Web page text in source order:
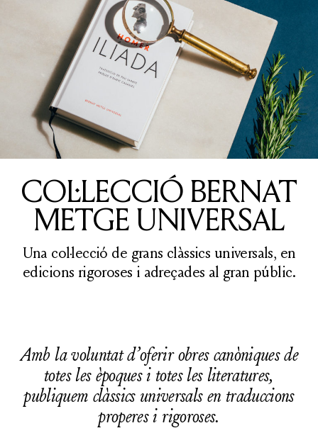
COL·LECCIÓ BERNAT
METGE UNIVERSAL
Una col·lecció de grans clàssics universals, en
edicions rigoroses i adreçades al gran públic.
Amb la voluntat d’oferir obres canòniques de
totes les èpoques i totes les literatures,
publiquem clàssics universals en traduccions
properes i rigoroses.